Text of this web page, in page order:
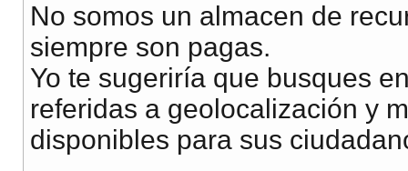
No somos un almacen de
siempre son pagas.
Yo te sugeriría que busques
referidas a geolocalización y
disponibles para sus